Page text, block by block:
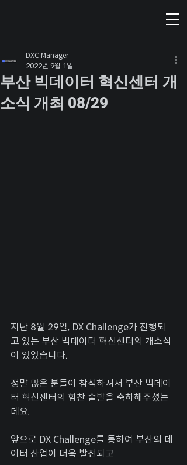
부산 빅데이터 혁신센터 개
소식 개최 08/29
DXC Manager
2022년 9월 1일
지난 8월 29일, DX Challenge가 진행되
고 있는 부산 빅데이터 혁신센터의 개소식
이 있었습니다.
정말 많은 분들이 참석하셔서 부산 빅데이
터 혁신센터의 힘찬 출발을 축하해주셨는
데요,
앞으로 DX Challenge를 통하여 부산의 데
이터 산업이 더욱 발전되고